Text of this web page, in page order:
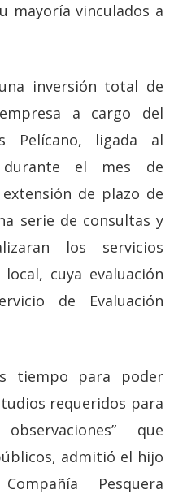
mayoría vinculados a
inversión total de
a cargo del
Pelícano, ligada al
el mes de
de plazo de
serie de consultas y
los servicios
cuya evaluación
de Evaluación
tiempo para poder
requeridos para
que
admitió el hijo
Pesquera